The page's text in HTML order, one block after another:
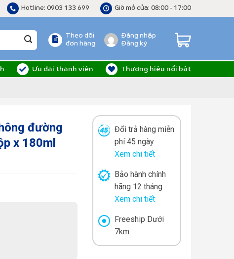
Hotline: 0903 133 699 Giờ mở cửa: 08:00 - 17:00
Theo dõi
đơn hàng
Đăng nhập
Đăng ký
Ưu đãi thành viên Thương hiệu nổi bật
đường
x 180ml
Đổi trả hàng miễn
phí 45 ngày
Xem chi tiết
Bảo hành chính
hãng 12 tháng
Xem chi tiết
Freeship Dưới
7km